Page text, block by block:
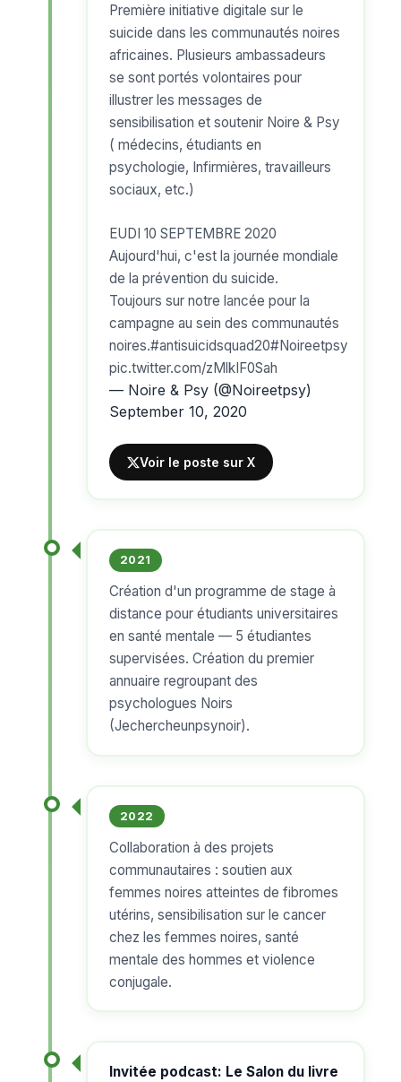
Première initiative digitale sur le
suicide dans les communautés noires
africaines. Plusieurs ambassadeurs
se sont portés volontaires pour
illustrer les messages de
sensibilisation et soutenir Noire & Psy
( médecins, étudiants en
psychologie, Infirmières, travailleurs
sociaux, etc.)
EUDI 10 SEPTEMBRE 2020
Aujourd'hui, c'est la journée mondiale
de la prévention du suicide.
Toujours sur notre lancée pour la
campagne au sein des communautés
noires.#antisuicidsquad20#Noireetpsy
pic.twitter.com/zMlkIF0Sah
— Noire & Psy (@Noireetpsy)
September 10, 2020
Voir le poste sur X
2021
Création d'un programme de stage à
distance pour étudiants universitaires
en santé mentale — 5 étudiantes
supervisées. Création du premier
annuaire regroupant des
psychologues Noirs
(Jechercheunpsynoir).
2022
Collaboration à des projets
communautaires : soutien aux
femmes noires atteintes de fibromes
utérins, sensibilisation sur le cancer
chez les femmes noires, santé
mentale des hommes et violence
conjugale.
Invitée podcast: Le Salon du livre